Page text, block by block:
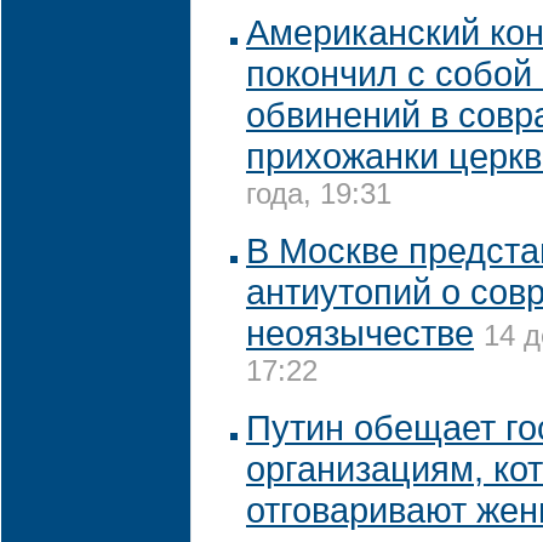
Американский
покончил с
обвинений в
прихожанки
года, 19:31
В Москве
антиутопий о
неоязычестве 14
17:22
Путин обещает
организациям,
отговаривают